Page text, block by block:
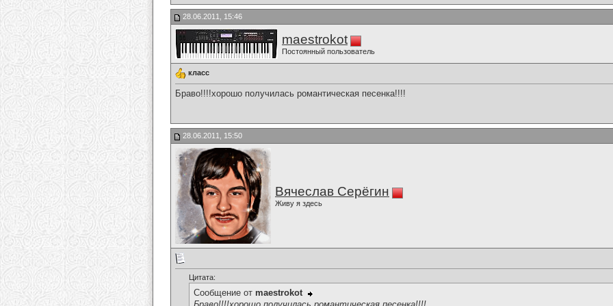
28.06.2011, 15:46
maestrokot
Постоянный пользователь
класс
Браво!!!!хорошо получилась романтическая песенка!!!!
28.06.2011, 15:50
Вячеслав Серёгин
Живу я здесь
Цитата:
Сообщение от maestrokot